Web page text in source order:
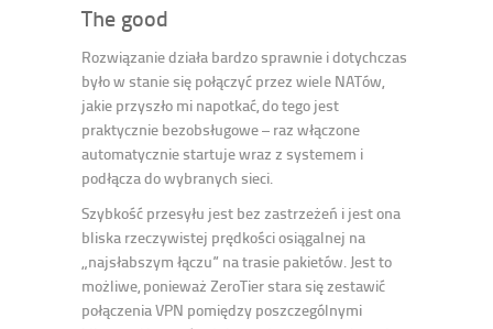
The good
Rozwiązanie działa bardzo sprawnie i dotychczas
było w stanie się połączyć przez wiele NATów,
jakie przyszło mi napotkać, do tego jest
praktycznie bezobsługowe – raz włączone
automatycznie startuje wraz z systemem i
podłącza do wybranych sieci.
Szybkość przesyłu jest bez zastrzeżeń i jest ona
bliska rzeczywistej prędkości osiągalnej na
„najsłabszym łączu” na trasie pakietów. Jest to
możliwe, ponieważ ZeroTier stara się zestawić
połączenia VPN pomiędzy poszczególnymi